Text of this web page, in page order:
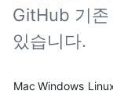
GitHub 기존
있습니다.
Platform
Mac Windows